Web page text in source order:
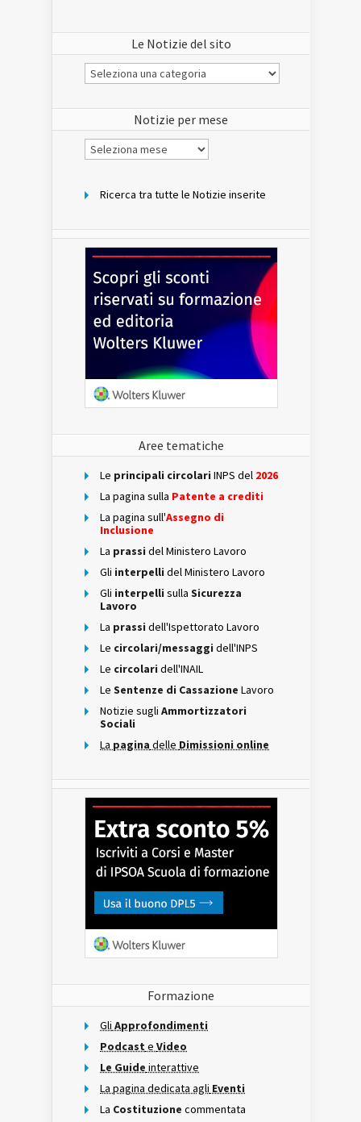
Le Notizie del sito
Le
Notizie
Notizie per mese
Notizie
per
Ricerca tra tutte le Notizie inserite
Aree tematiche
Le principali circolari INPS del 2026
La pagina sulla Patente a crediti
La pagina sull'Assegno di
Inclusione
La prassi del Ministero Lavoro
Gli interpelli del Ministero Lavoro
Gli interpelli sulla Sicurezza
Lavoro
La prassi dell'Ispettorato Lavoro
Le circolari/messaggi dell'INPS
Le circolari dell'INAIL
Le Sentenze di Cassazione Lavoro
Notizie sugli Ammortizzatori
Sociali
La pagina delle Dimissioni online
Formazione
Gli Approfondimenti
Podcast e Video
Le Guide interattive
La pagina dedicata agli Eventi
La Costituzione commentata